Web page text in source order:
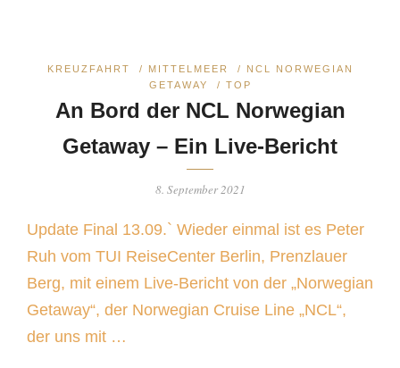
KREUZFAHRT / MITTELMEER /
NCL NORWEGIAN
GETAWAY
/ TOP
An Bord der NCL Norwegian
Getaway – Ein Live-Bericht
8. September 2021
Update Final 13.09.` Wieder einmal ist es Peter
Ruh vom TUI ReiseCenter Berlin, Prenzlauer
Berg, mit einem Live-Bericht von der „Norwegian
Getaway“, der Norwegian Cruise Line „NCL“,
der uns mit …